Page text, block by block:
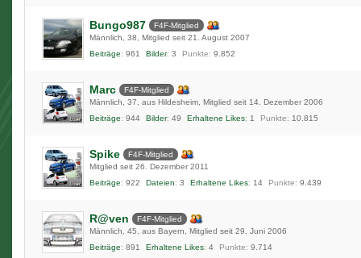
Bungo987
F4F-Mitglied
Männlich
38
Mitglied seit 21. August 2007
Beiträge
961 Bilder 3 Punkte 9.852
Marc
F4F-Mitglied
Männlich
37 aus Hildesheim Mitglied seit 14. Dezember 2006
Beiträge
944 Bilder 49 Erhaltene Likes 1 Punkte 10.815
Spike
F4F-Mitglied
Mitglied seit 26. Dezember 2011
Beiträge
922 Dateien 3 Erhaltene Likes 14 Punkte 9.439
R@ven
F4F-Mitglied
Männlich
45 aus Bayern
Mitglied seit 29. Juni 2006
Beiträge
891 Erhaltene Likes 4 Punkte 9.714